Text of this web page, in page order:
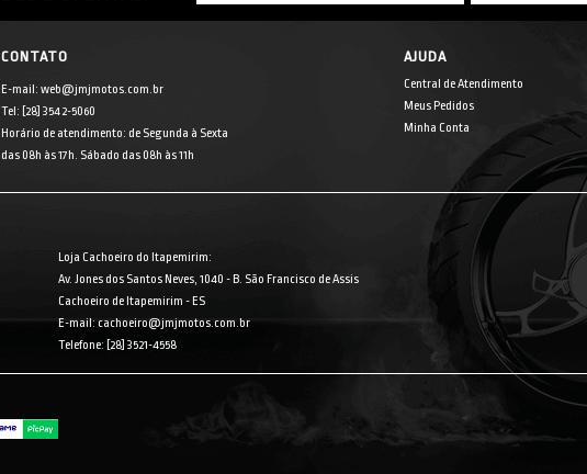
CONTATO
E-mail: web@jmjmotos.com.br
Tel: [28] 3542-5060
Horário de atendimento: de Segunda à Sexta
das 08h às 17h. Sábado das 08h às 11h
AJUDA
Central de Atendimento
Meus Pedidos
Minha Conta
Loja Cachoeiro do Itapemirim:
Av. Jones dos Santos Neves, 1040 - B. São Francisco de Assis
Cachoeiro de Itapemirim - ES
E-mail: cachoeiro@jmjmotos.com.br
Telefone: [28] 3521-4558